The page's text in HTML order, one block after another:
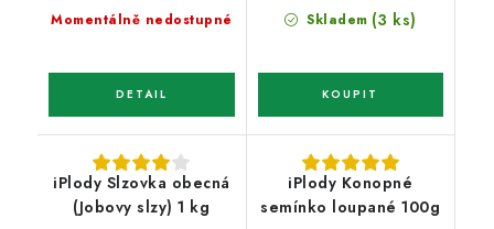
Momentálně nedostupné Skladem (3 ks)
iPlody Slzovka obecná
(Jobovy slzy) 1 kg
iPlody Konopné
semínko loupané 100g